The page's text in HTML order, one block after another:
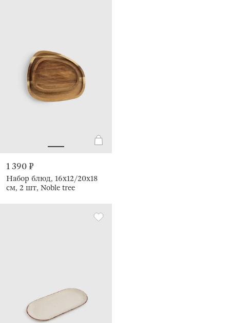
1 390 ₽
Набор блюд, 16х12/20х18
см, 2 шт, Noble tree